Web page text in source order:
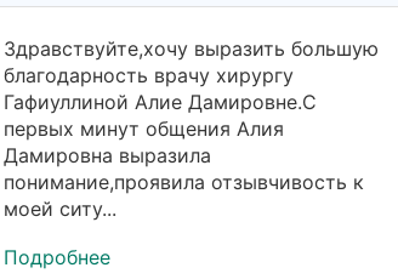
Здравствуйте,хочу выразить большую
благодарность врачу хирургу
Гафиуллиной Алие Дамировне.С
первых минут общения Алия
Дамировна выразила
понимание,проявила отзывчивость к
моей ситу...
Подробнее